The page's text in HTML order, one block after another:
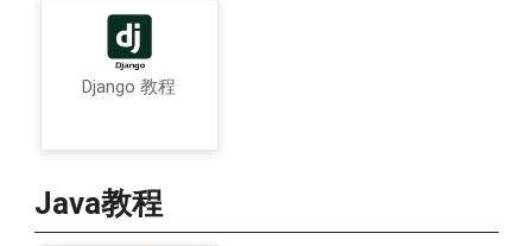
Django 教程
Java教程